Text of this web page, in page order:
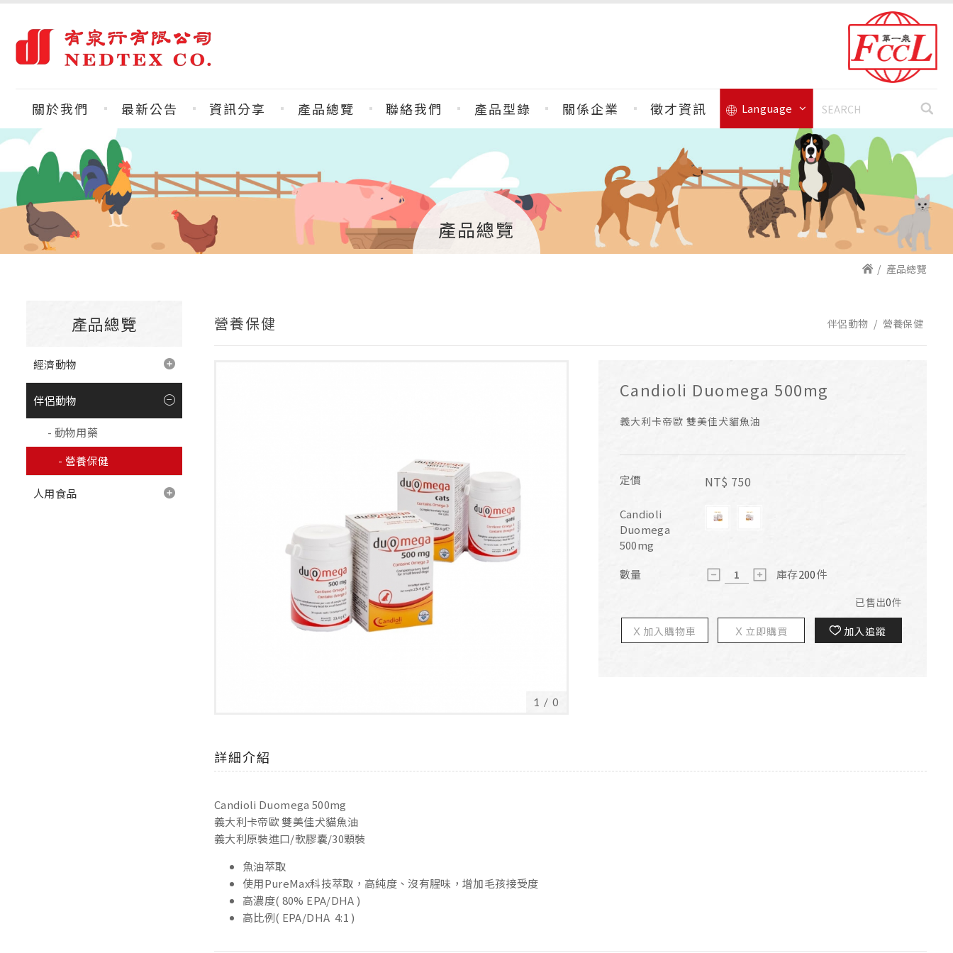
Language
關於我們 最新公告 資訊分享 產品總覽 聯絡我們 產品型錄 關係企業 徵才資訊
產品總覽
產品總覽
產品總覽
經濟動物
伴侶動物
動物用藥
營養保健
人用食品
營養保健 伴侶動物 營養保健
Candioli Duomega 500mg
義大利卡帝歐 雙美佳犬貓魚油
定價 NT$ 750
Candioli
Duomega
500mg
數量
庫存200件
已售出0件
加入購物車 立即購買 加入追蹤
1 / 0
詳細介紹
Candioli Duomega 500mg
義大利卡帝歐 雙美佳犬貓魚油
義大利原裝進口/軟膠囊/30顆裝
魚油萃取
使用PureMax科技萃取，高純度、沒有腥味，增加毛孩接受度
高濃度( 80% EPA/DHA )
高比例( EPA/DHA 4:1 )